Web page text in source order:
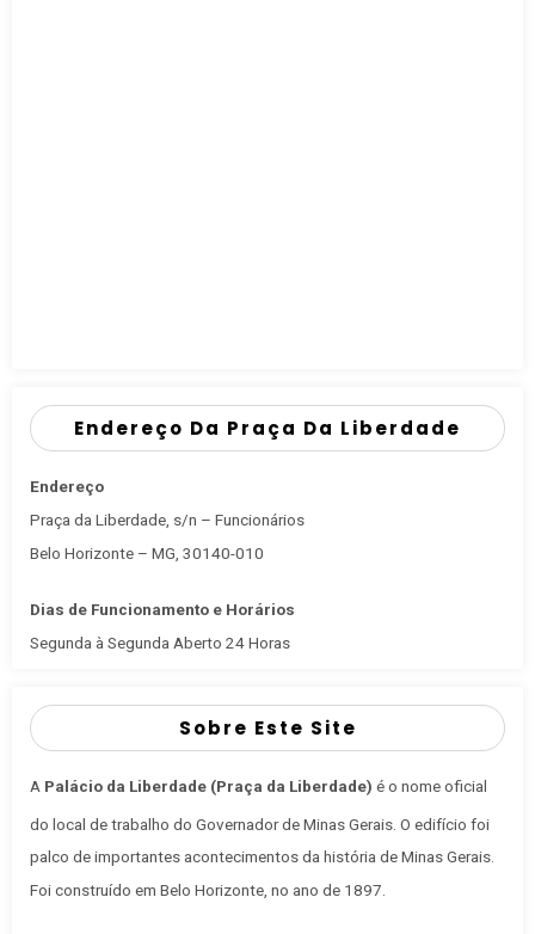
Endereço Da Praça Da Liberdade
Endereço
Praça da Liberdade, s/n – Funcionários
Belo Horizonte – MG, 30140-010
Dias de Funcionamento e Horários
Segunda à Segunda Aberto 24 Horas
Sobre Este Site
A Palácio da Liberdade (Praça da Liberdade) é o nome oficial
do local de trabalho do Governador de Minas Gerais . O edifício foi
palco de importantes acontecimentos da história de Minas Gerais.
Foi construído em Belo Horizonte, no ano de 1897.